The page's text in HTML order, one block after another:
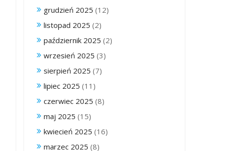
grudzień 2025 (12)
listopad 2025 (2)
październik 2025 (2)
wrzesień 2025 (3)
sierpień 2025 (7)
lipiec 2025 (11)
czerwiec 2025 (8)
maj 2025 (15)
kwiecień 2025 (16)
marzec 2025 (8)